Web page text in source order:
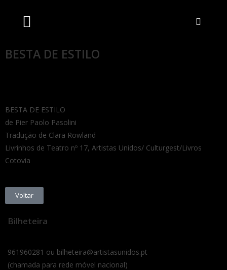
BESTA DE ESTILO
BESTA DE ESTILO
de Pier Paolo Pasolini
Tradução de Clara Rowland
Livrinhos de Teatro nº 17, Artistas Unidos/ Culturgest/Livros
Cotovia
Voltar
Bilheteira
961960281 ou bilheteira@artistasunidos.pt
(chamada para rede móvel nacional)